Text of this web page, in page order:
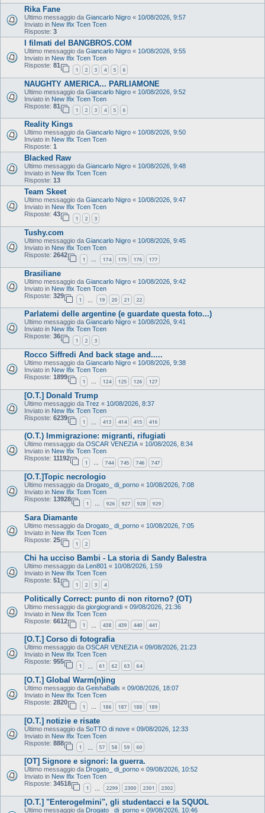
Rika Fane
Ultimo messaggio da Giancarlo Nigro « 10/08/2026, 9:57
Inviato in New Ifix Tcen Tcen
Risposte: 3
I filmati del BANGBROS.COM
Ultimo messaggio da Giancarlo Nigro « 10/08/2026, 9:55
Inviato in New Ifix Tcen Tcen
Risposte: 81
1 2 3 4 5 6
NAUGHTY AMERICA... PARLIAMONE
Ultimo messaggio da Giancarlo Nigro « 10/08/2026, 9:52
Inviato in New Ifix Tcen Tcen
Risposte: 81
1 2 3 4 5 6
Reality Kings
Ultimo messaggio da Giancarlo Nigro « 10/08/2026, 9:50
Inviato in New Ifix Tcen Tcen
Risposte: 1
Blacked Raw
Ultimo messaggio da Giancarlo Nigro « 10/08/2026, 9:48
Inviato in New Ifix Tcen Tcen
Risposte: 13
Team Skeet
Ultimo messaggio da Giancarlo Nigro « 10/08/2026, 9:47
Inviato in New Ifix Tcen Tcen
Risposte: 43
1 2 3
Tushy.com
Ultimo messaggio da Giancarlo Nigro « 10/08/2026, 9:45
Inviato in New Ifix Tcen Tcen
Risposte: 2642
1 … 174 175 176 177
Brasiliane
Ultimo messaggio da Giancarlo Nigro « 10/08/2026, 9:42
Inviato in New Ifix Tcen Tcen
Risposte: 329
1 19 20 21 22
Parlatemi delle argentine (e guardate questa foto...)
Ultimo messaggio da Giancarlo Nigro « 10/08/2026, 9:41
Inviato in New Ifix Tcen Tcen
Risposte: 36
1 2 3
Rocco Siffredi And back stage and.....
Ultimo messaggio da Giancarlo Nigro « 10/08/2026, 9:38
Inviato in New Ifix Tcen Tcen
Risposte: 1899
1 … 124 125 126 127
[O.T.] Donald Trump
Ultimo messaggio da Trez « 10/08/2026, 8:37
Inviato in New Ifix Tcen Tcen
Risposte: 6239
1 413 414 415 416
(O.T.) Immigrazione: migranti, rifugiati
Ultimo messaggio da OSCAR VENEZIA « 10/08/2026, 8:34
Inviato in New Ifix Tcen Tcen
Risposte: 11192
1 … 744 745 746 747
[O.T.]Topic necrologio
Ultimo messaggio da Drogato_ di_porno « 10/08/2026, 7:08
Inviato in New Ifix Tcen Tcen
Risposte: 13928
1 … 926 927 928 929
Sara Diamante
Ultimo messaggio da Drogato_ di_porno « 10/08/2026, 7:05
Inviato in New Ifix Tcen Tcen
Risposte: 25
1 2
Chi ha ucciso Bambi - La storia di Sandy Balestra
Ultimo messaggio da Len801 « 10/08/2026, 1:59
Inviato in New Ifix Tcen Tcen
Risposte: 51
1 2 3 4
Politically Correct: punto di non ritorno? (OT)
Ultimo messaggio da giorgiograndi « 09/08/2026, 21:36
Inviato in New Ifix Tcen Tcen
Risposte: 6612
1 438 439 440 441
[O.T.] Corso di fotografia
Ultimo messaggio da OSCAR VENEZIA« 09/08/2026, 21:23
Inviato in New Ifix Tcen Tcen
Risposte: 955
1 61 62 63 64
[O.T.] Global Warm(n)ing
Ultimo messaggio da GeishaBalls « 09/08/2026, 18:07
Inviato in New Ifix Tcen Tcen
Risposte: 2820
1 … 186 187 188 189
[O.T.] notizie e risate
Ultimo messaggio da SoTTO di nove « 09/08/2026, 12:33
Inviato in New Ifix Tcen Tcen
Risposte: 888
1 57 58 59 60
[OT] Signore e signori: la guerra.
Ultimo messaggio da Drogato_ di_porno « 09/08/2026, 10:52
Inviato in New Ifix Tcen Tcen
Risposte: 34518
1 2299 2300 2301 2302
[O.T.] "Enterogelmini", gli studentacci e la SQUOL
Ultimo messaggio da Drogato_ di_porno « 09/08/2026, 10:46